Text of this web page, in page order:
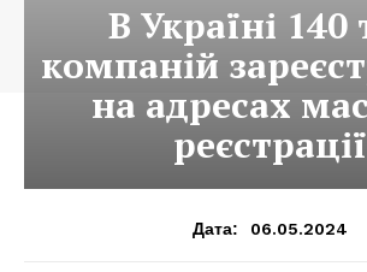
В Україні 140
компаній
на адресах
реєстрації
Дата: 06.05.2024